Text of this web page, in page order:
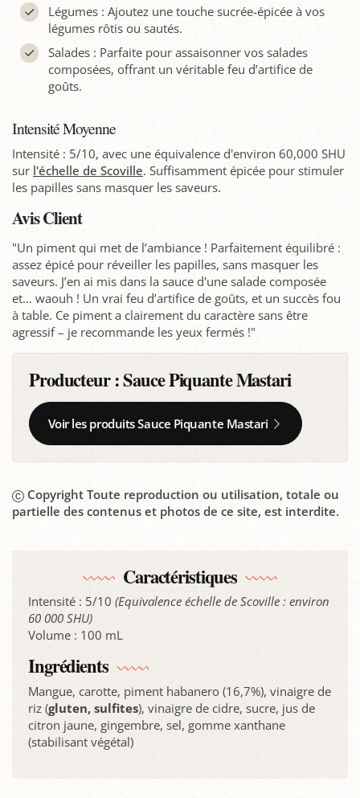
Légumes : Ajoutez une touche sucrée-épicée à vos
légumes rôtis ou sautés.
Salades : Parfaite pour assaisonner vos salades
composées, offrant un véritable feu d’artifice de
goûts.
Intensité Moyenne
Intensité : 5/10, avec une équivalence d'environ 60,000 SHU
sur l'échelle de Scoville. Suffisamment épicée pour stimuler
les papilles sans masquer les saveurs.
Avis Client
"Un piment qui met de l’ambiance ! Parfaitement équilibré :
assez épicé pour réveiller les papilles, sans masquer les
saveurs. J’en ai mis dans la sauce d'une salade composée
et… waouh ! Un vrai feu d’artifice de goûts, et un succès fou
à table. Ce piment a clairement du caractère sans être
agressif – je recommande les yeux fermés !"
Producteur :Sauce Piquante Mastari
Voir les produits Sauce Piquante Mastari
Copyright Toute reproduction ou utilisation, totale ou
partielle des contenus et photos de ce site, est interdite.
Caractéristiques
Intensité : 5/10 (Equivalence échelle de Scoville : environ
60 000 SHU)
Volume : 100 mL
Ingrédients
Mangue, carotte, piment habanero (16,7%), vinaigre de
riz (gluten, sulfites), vinaigre de cidre, sucre, jus de
citron jaune, gingembre, sel, gomme xanthane
(stabilisant végétal)